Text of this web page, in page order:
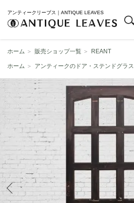
アンティークリーブス｜ANTIQUE LEAVES
ホーム ＞ 販売ショップ一覧 ＞ REANT
ホーム ＞ アンティークのドア・ステンドグラス